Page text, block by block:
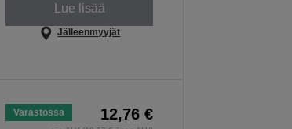
Lue lisää
Jälleenmyyjät
Varastossa 12,76 €